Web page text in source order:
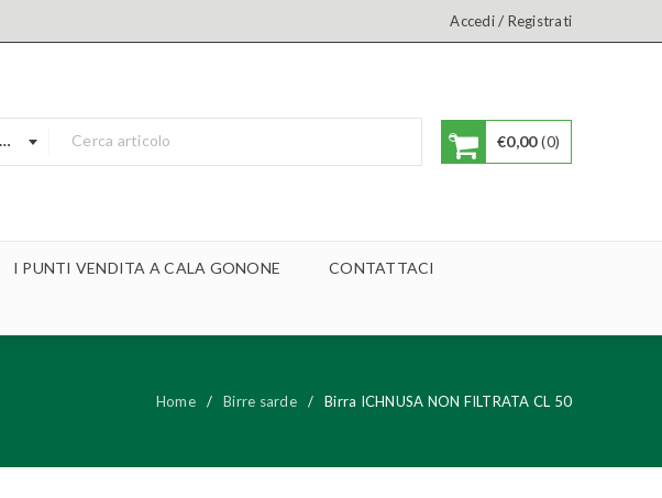
Accedi/ Registrati
€0,00 0
I PUNTI VENDITA A CALA GONONE CONTATTACI
Home / Birre sarde / Birra ICHNUSA NON FILTRATA CL 50